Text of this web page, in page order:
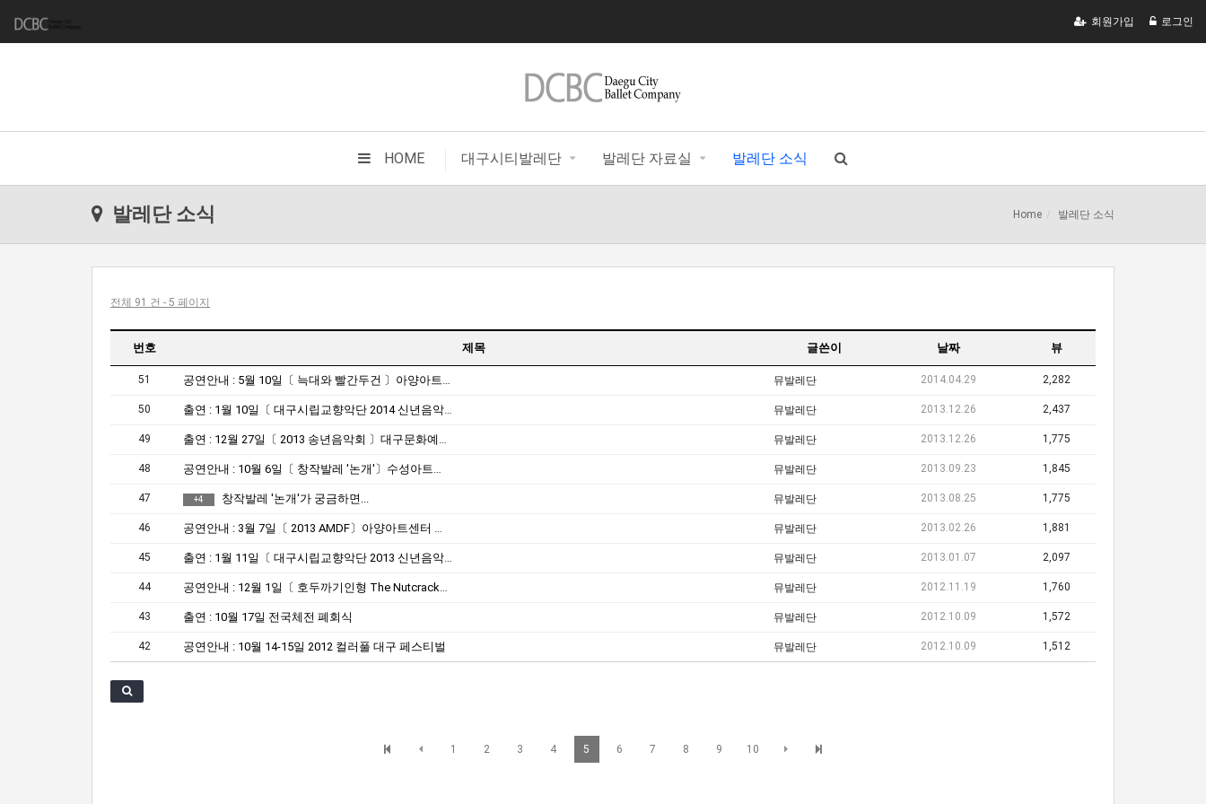
회원가입 로그인
HOME 대구시티발레단 발레단 자료실 발레단 소식
발레단 소식 Home 발레단 소식
전체 91 건 - 5 페이지
번호 제목 글쓴이 날짜 뷰
51 공연안내 : 5월 10일〔 늑대와 빨간두건 〕아양아트센터 대공연장 뮤발레단 2014.04.29 2,282
50 출연 : 1월 10일〔 대구시립교향악단 2014 신년음악회 〕대구시민회관 뮤발레단 2013.12.26 2,437
49 출연 : 12월 27일〔 2013 송년음악회 〕대구문화예술회관 뮤발레단 2013.12.26 1,775
48 공연안내 : 10월 6일〔 창작발레 '논개'〕수성아트피아 용지홀 뮤발레단 2013.09.23 1,845
47 +4 창작발레 '논개'가 궁금하면... 뮤발레단 2013.08.25 1,775
46 공연안내 : 3월 7일〔 2013 AMDF〕아양아트센터 블랙박스극장 뮤발레단 2013.02.26 1,881
45 출연 : 1월 11일〔 대구시립교향악단 2013 신년음악회 〕- 대구문화예술회관 뮤발레단 2013.01.07 2,097
44 공연안내 : 12월 1일〔 호두까기인형 The Nutcracker 〕동구문화체육회관 뮤발레단 2012.11.19 1,760
43 출연 : 10월 17일 전국체전 폐회식 뮤발레단 2012.10.09 1,572
42 공연안내 : 10월 14-15일 2012 컬러풀 대구 페스티벌 뮤발레단 2012.10.09 1,512
1 2 3 4 5 6 7 8 9 10